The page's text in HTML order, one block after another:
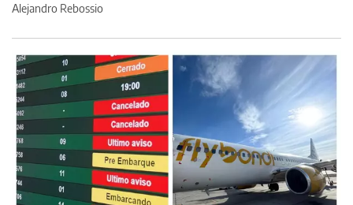
Alejandro Rebossio